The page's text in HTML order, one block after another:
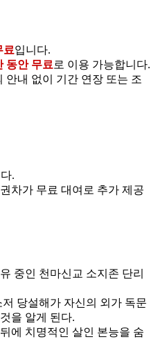
료입니다.
동안 무료 로 이용 가능합니다.
안내 없이 기간 연장 또는 조
.
차가 무료 대여로 추가 제공
중인 천마신교 소지존 단리
당설해가 자신의 외가 독문
을 알게 된다.
에 치명적인 살인 본능을 숨